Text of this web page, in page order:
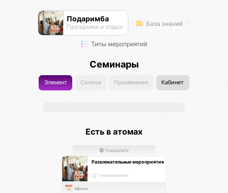
Подаримба
Праздники и отдых База знаний
Типы мероприятий
Семинары
Элемент Солики Применения Кабинет
Есть в атомах
Подаримба
Развлекательные мероприятия
1 мероприятие
Афиша